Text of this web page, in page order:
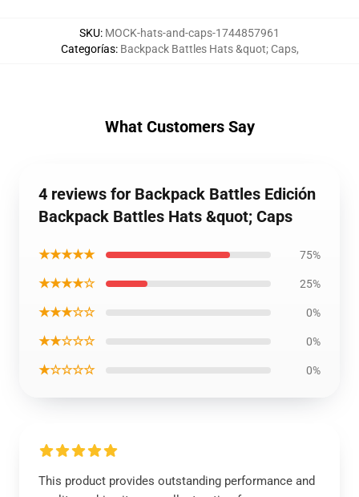
SKU: MOCK-hats-and-caps-1744857961
Categorías: Backpack Battles Hats &quot; Caps,
What Customers Say
4 reviews for Backpack Battles Edición
Backpack Battles Hats &quot; Caps
★★★★★ 75%
★★★★☆ 25%
★★★☆☆ 0%
★★☆☆☆ 0%
★☆☆☆☆ 0%
This product provides outstanding performance and